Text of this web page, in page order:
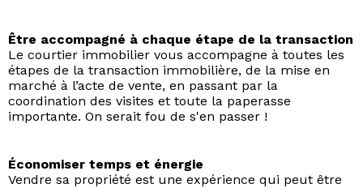
Être accompagné à chaque étape de la transaction
Le courtier immobilier vous accompagne à toutes les
étapes de la transaction immobilière, de la mise en
marché à l’acte de vente, en passant par la
coordination des visites et toute la paperasse
importante. On serait fou de s'en passer !
Économiser temps et énergie
Vendre sa propriété est une expérience qui peut être